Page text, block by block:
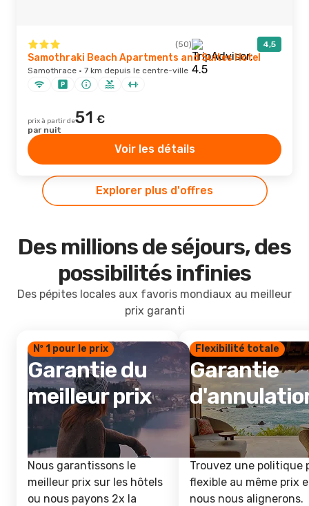
(50) 4,5
Samothraki Beach Apartments and Suites Hotel
Samothrace · 7 km depuis le centre-ville
prix à partir de51 €
par nuit
Voir les détails
Explorer plus d'offres
Des millions de séjours, des
possibilités infinies
Des pépites locales aux favoris mondiaux au meilleur
prix garanti
Nº 1 pour le prix
Garantie du
meilleur prix
Nous garantissons le
meilleur prix sur les hôtels
ou nous payons 2x la
Flexibilité totale
Garantie
Trouvez une politique
flexible au même prix
nous nous alignerons.